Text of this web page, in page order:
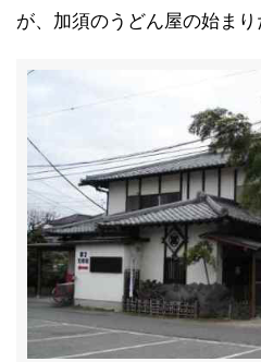
が、加須のうどん屋の始まり